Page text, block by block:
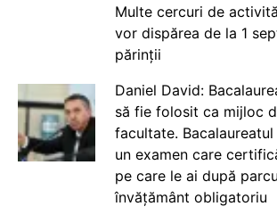
Multe cercuri de
vor dispărea de la 1
părinții
Daniel David:
să fie folosit ca mijloc
facultate.
un examen care
pe care le ai după
învățământ obligatoriu